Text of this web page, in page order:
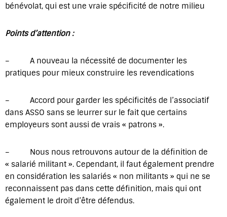
bénévolat, qui est une vraie spécificité de notre milieu
Points d’attention :
– A nouveau la nécessité de documenter les
pratiques pour mieux construire les revendications
– Accord pour garder les spécificités de l’associatif
dans ASSO sans se leurrer sur le fait que certains
employeurs sont aussi de vrais « patrons ».
– Nous nous retrouvons autour de la définition de
« salarié militant ». Cependant, il faut également prendre
en considération les salariés « non militants » qui ne se
reconnaissent pas dans cette définition, mais qui ont
également le droit d’être défendus.